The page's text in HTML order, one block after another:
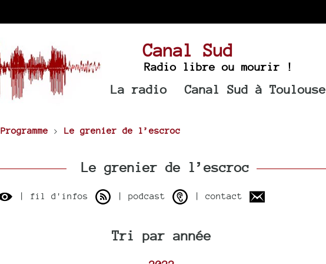
Canal Sud
Radio libre ou mourir !
La radio Canal Sud à Toulouse
Programme > Le grenier de l’escroc
Le grenier de l’escroc
| fil d'infos | podcast | contact
Tri par année